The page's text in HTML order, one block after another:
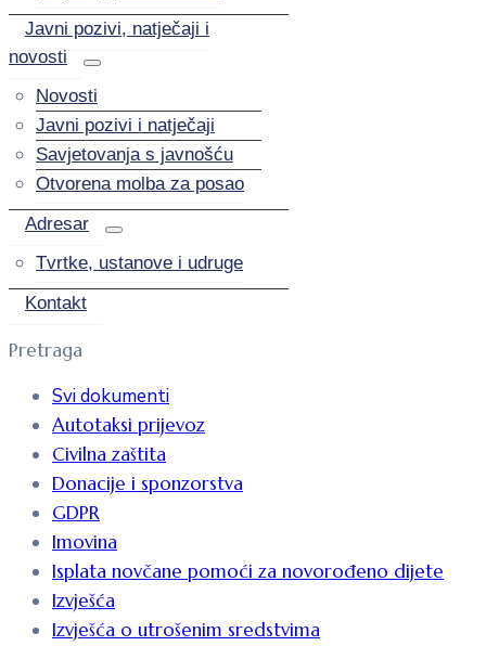
Javni pozivi, natječaji i
novosti
Novosti
Javni pozivi i natječaji
Savjetovanja s javnošću
Otvorena molba za posao
Adresar
Tvrtke, ustanove i udruge
Kontakt
Pretraga
Svi dokumenti
Autotaksi prijevoz
Civilna zaštita
Donacije i sponzorstva
GDPR
Imovina
Isplata novčane pomoći za novorođeno dijete
Izvješća
Izvješća o utrošenim sredstvima